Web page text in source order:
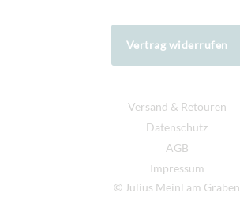
Vertrag widerrufen
Versand & Retouren
Datenschutz
AGB
Impressum
© Julius Meinl am Graben